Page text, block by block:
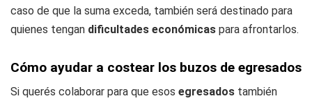
caso de que la suma exceda, también será destinado para
quienes tengan dificultades económicas para afrontarlos.
Cómo ayudar a costear los buzos de egresados
Si querés colaborar para que esos egresados también